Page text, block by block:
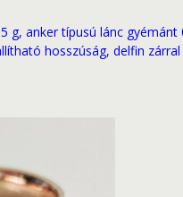
g, anker típusú lánc
hosszúság, delfin zárral